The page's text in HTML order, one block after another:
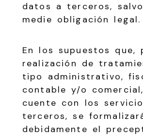
datos a terceros,
medie obligación legal.
En los supuestos que,
realización de
tipo administrativo,
contable y/o
cuente con los
terceros, se
debidamente el